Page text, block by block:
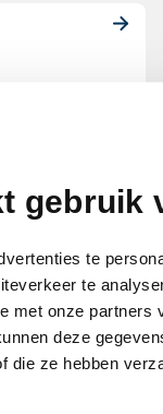
gebruik
te
te
met onze partners
deze
die ze hebben